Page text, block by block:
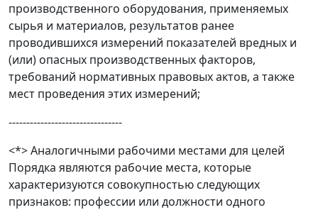
производственного оборудования, применяемых
сырья и материалов, результатов ранее
проводившихся измерений показателей вредных и
(или) опасных производственных факторов,
требований нормативных правовых актов, а также
мест проведения этих измерений;
--------------------------------
<*> Аналогичными рабочими местами для целей
Порядка являются рабочие места, которые
характеризуются совокупностью следующих
признаков: профессии или должности одного